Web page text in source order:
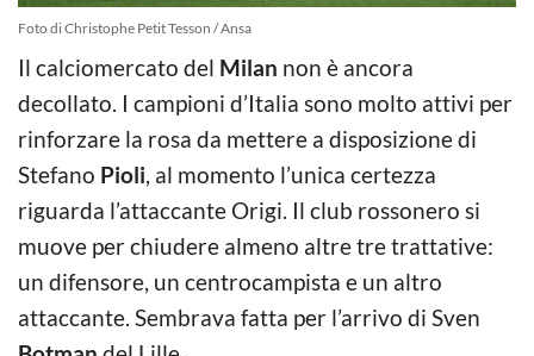
Foto di Christophe Petit Tesson / Ansa
Il calciomercato del Milan non è ancora
decollato. I campioni d’Italia sono molto attivi per
rinforzare la rosa da mettere a disposizione di
Stefano Pioli, al momento l’unica certezza
riguarda l’attaccante Origi. Il club rossonero si
muove per chiudere almeno altre tre trattative:
un difensore, un centrocampista e un altro
attaccante. Sembrava fatta per l’arrivo di Sven